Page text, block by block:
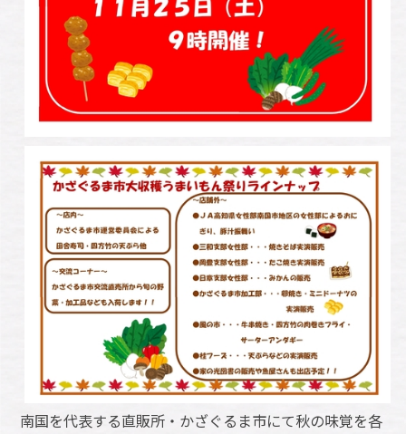
南国を代表する直販所・かざぐるま市にて秋の味覚を各